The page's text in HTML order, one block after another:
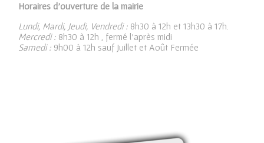
Horaires d’ouverture de la mairie
Lundi, Mardi, Jeudi, Vendredi : 8h30 à 12h et 13h30 à 17h.
Mercredi : 8h30 à 12h , fermé l’après midi
Samedi : 9h00 à 12h sauf Juillet et Août Fermée